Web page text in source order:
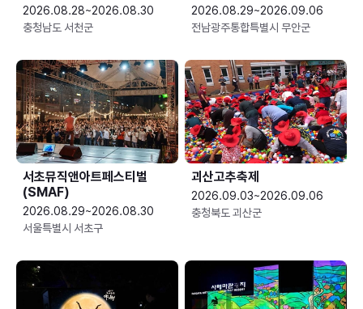
2026.08.28~2026.08.30
충청남도 서천군
2026.08.29~2026.09.06
전남광주통합특별시 무안군
서초뮤직앤아트페스티벌
(SMAF)
2026.08.29~2026.08.30
서울특별시 서초구
괴산고추축제
2026.09.03~2026.09.06
충청북도 괴산군